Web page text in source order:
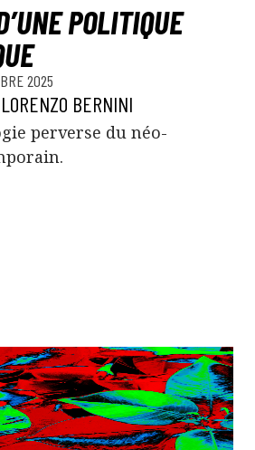
POLITIQUE
2025
LORENZO BERNINI
perverse du néo-